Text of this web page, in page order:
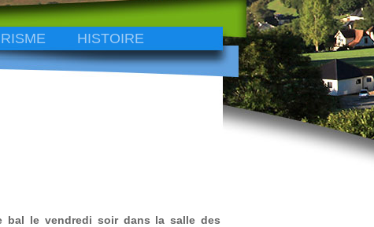
HISTOIRE
bal le vendredi soir dans la salle des